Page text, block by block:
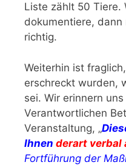
Liste zählt 50 Tiere.
dokumentiere, dann
richtig.
Weiterhin ist
erschreckt wurden,
sei. Wir erinnern
Verantwortlichen
Veranstaltung, „
Ihnen derart verbal
Fortführung der